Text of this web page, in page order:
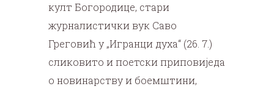
култ Богородице, стари
журналистички вук Саво
Греговић у „Игранци духа“ (26. 7.)
сликовито и поетски приповиједа
о новинарству и боемштини,